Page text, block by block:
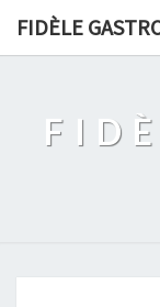
FIDÈLE